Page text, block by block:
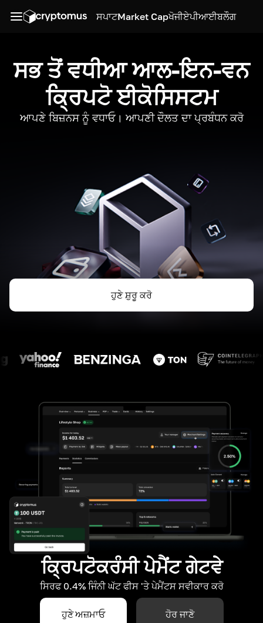
ਸਪਾਟMarket Capਖੋਜੀਏਪੀਆਈਬਲੌਗ
ਸਭ ਤੋਂ ਵਧੀਆ ਆਲ-ਇਨ-ਵਨ
ਕ੍ਰਿਪਟੋ ਈਕੋਸਿਸਟਮ
ਆਪਣੇ ਬਿਜ਼ਨਸ ਨੂੰ ਵਧਾਓ। ਆਪਣੀ ਦੌਲਤ ਦਾ ਪ੍ਰਬੰਧਨ ਕਰੋ
ਹੁਣੇ ਸ਼ੁਰੂ ਕਰੋ
ਕ੍ਰਿਪਟੋਕਰੰਸੀ ਪੇਮੈਂਟ ਗੇਟਵੇ
ਸਿਰਫ 0.4% ਜਿੰਨੀ ਘੱਟ ਫੀਸ 'ਤੇ ਪੇਮੈਂਟਸ ਸਵੀਕਾਰ ਕਰੋ
ਹੁਣੇ ਅਜ਼ਮਾਓ ਹੋਰ ਜਾਣੋ